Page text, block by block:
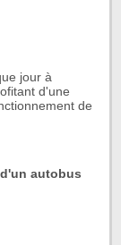
jour à
d'une
de
autobus